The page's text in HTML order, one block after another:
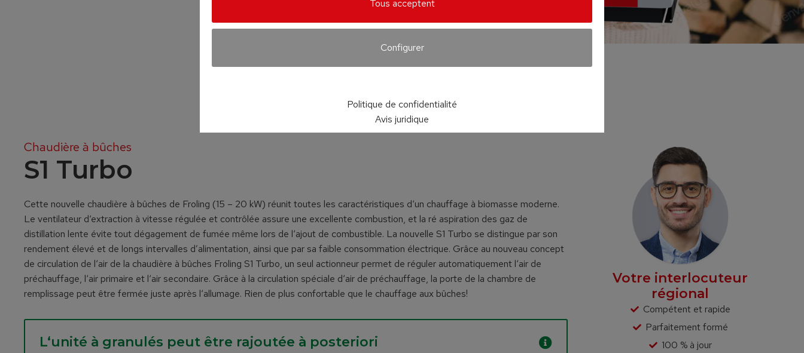
Chaudière à bûches
S1 Turbo
Cette nouvelle chaudière à bûches de Froling (15 – 20 kW) réunit toutes les caractéristiques d‘un chauffage à biomasse moderne.
Le ventilateur d‘extraction à vitesse régulée et contrôlée assure une excellente combustion, et la ré aspiration des gaz de
distillation lente évite tout dégagement de fumée même lors de l‘ajout de combustible. La nouvelle S1 Turbo se distingue par son
rendement élevé et de longs intervalles d’alimentation, ainsi que par sa faible consommation électrique. Grâce au nouveau concept
de circulation de l‘air de la chaudière à bûches Froling S1 Turbo, un seul actionneur permet de réguler automatiquement l‘air de
préchauffage, l‘air primaire et l‘air secondaire. Grâce à la circulation spéciale d‘air de préchauffage, la porte de la chambre de
remplissage peut être fermée juste après l‘allumage. Rien de plus confortable que le chauffage aux bûches!
L‘unité à granulés peut être rajoutée à posteriori
Votre interlocuteur
régional
Compétent et rapide
Parfaitement formé
100 % à jour
Tous acceptent
Configurer
Politique de confidentialité
Avis juridique